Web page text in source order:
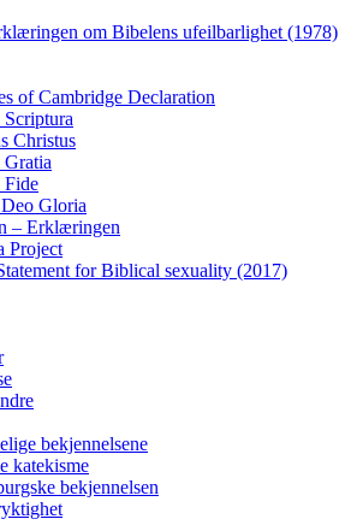
om Bibelens ufeilbarlighet (1978)
of Cambridge Declaration
Scriptura
Christus
Gratia
Fide
Gloria
– Erklæringen
Project
for Biblical sexuality (2017)
bekjennelsene
katekisme
bekjennelsen